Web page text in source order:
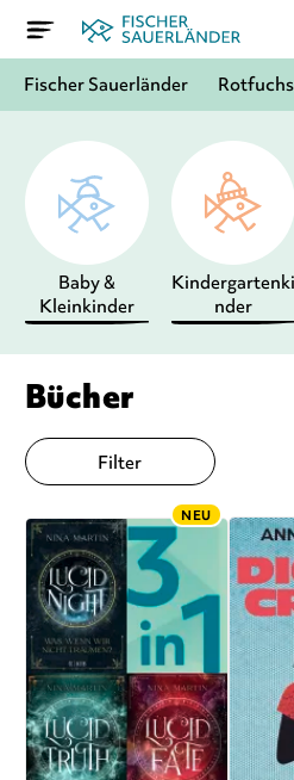
Fischer Sauerländer Rotfuchs
Bücher
Baby &
Kleinkinder
Kindergartenki
nder
Filter
NEU